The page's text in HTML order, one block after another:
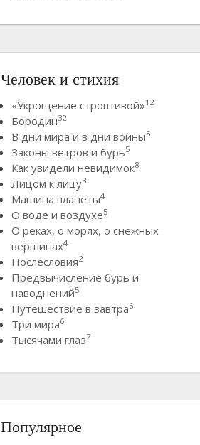
Человек и стихия
«Укрощение строптивой»12
Бородин32
В дни мира и в дни войны5
Законы ветров и бурь5
Как увидели невидимок8
Лицом к лицу3
Машина планеты4
О воде и воздухе5
О реках, о морях, о снежных
вершинах4
Послесловия2
Предвычисление бурь и
наводнений5
Путешествие в завтра6
Три мира6
Тысячами глаз7
Популярное